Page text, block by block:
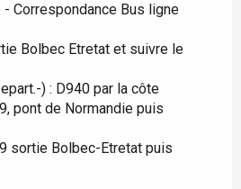
- Correspondance Bus ligne
Bolbec Etretat et suivre le
) : D940 par la côte
pont de Normandie puis
sortie Bolbec-Etretat puis